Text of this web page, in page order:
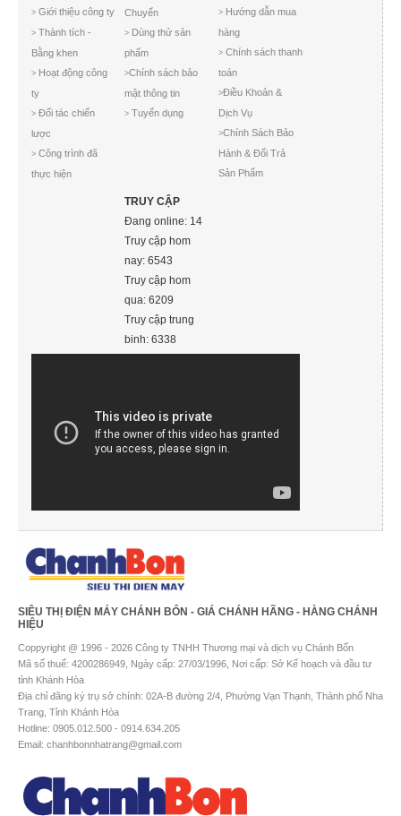
> Giới thiệu công ty
> Thành tích -
Bằng khen
> Hoạt động công
ty
> Đối tác chiến
lược
> Công trình đã
thực hiện
Chuyển
> Dùng thử sản
phẩm
>Chính sách bảo
mật thông tin
> Tuyển dụng
>Hướng dẫn mua
hàng
>Chính sách thanh
toán
>Điều Khoản &
Dịch Vụ
>Chính Sách Bảo
Hành & Đổi Trả
Sản Phẩm
TRUY CẬP
Đang online: 14
Truy cập hom
nay: 6543
Truy cập hom
qua: 6209
Truy cập trung
binh: 6338
SIÊU THỊ ĐIỆN MÁY CHÁNH BỔN - GIÁ CHÁNH HÃNG - HÀNG CHÁNH
HIỆU
Coppyright @ 1996 - 2026 Công ty TNHH Thương mại và dịch vụ Chánh Bổn
Mã số thuế: 4200286949, Ngày cấp: 27/03/1996, Nơi cấp: Sở Kế hoạch và đầu tư
tỉnh Khánh Hòa
Địa chỉ đăng ký trụ sở chính: 02A-B đường 2/4, Phường Vạn Thạnh, Thành phố Nha
Trang, Tỉnh Khánh Hòa
Hotline: 0905.012.500 - 0914.634.205
Email: chanhbonnhatrang@gmail.com